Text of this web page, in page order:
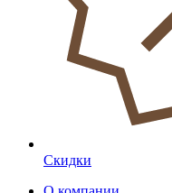
Скидки